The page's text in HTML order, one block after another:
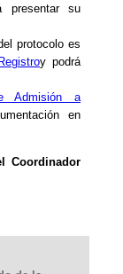
presentar su
protocolo es
y podrá
Admisión a
en
Coordinador